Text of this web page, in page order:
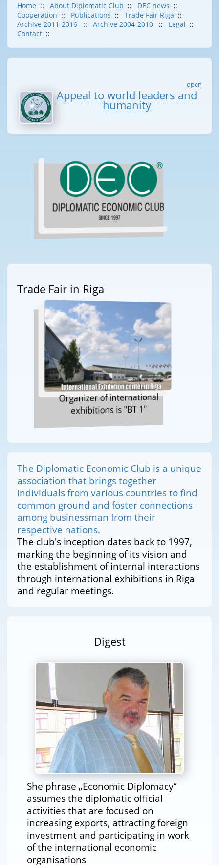
Home :: About Diplomatic Club :: DEC news ::
Cooperation :: Publications :: Trade Fair Riga ::
Archive 2011-2016
:: Archive 2004-2010 :: Legal ::
Contact ::
open
Appeal to world leaders and
humanity
Trade Fair in Riga
Organizer of international
exhibitions is "BT 1"
The Diplomatic Economic Club is a unique
association that brings together
individuals from various countries to find
common ground and foster connections
among businessman from their
respective nations.
The club's inception dates back to 1997,
marking the beginning of its vision and
the establishment of internal interactions
through international exhibitions in Riga
and regular meetings.
Digest
She phrase „Economic Diplomacy“
assumes the diplomatic official
activities that are focused on
increasing exports, attracting foreign
investment and participating in work
of the international economic
organisations